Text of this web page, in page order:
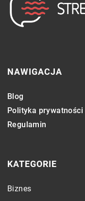
NAWIGACJA
Blog
Polityka prywatności
Regulamin
KATEGORIE
Biznes